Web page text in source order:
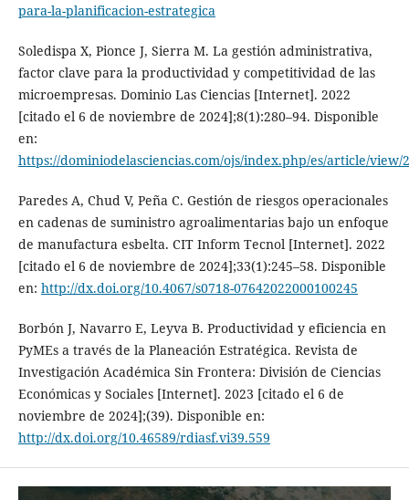
para-la-planificacion-estrategica
Soledispa X, Pionce J, Sierra M. La gestión administrativa,
factor clave para la productividad y competitividad de las
microempresas. Dominio Las Ciencias [Internet]. 2022
[citado el 6 de noviembre de 2024];8(1):280–94. Disponible
en:
https://dominiodelasciencias.com/ojs/index.php/es/article/view/
Paredes A, Chud V, Peña C. Gestión de riesgos operacionales
en cadenas de suministro agroalimentarias bajo un enfoque
de manufactura esbelta. CIT Inform Tecnol [Internet]. 2022
[citado el 6 de noviembre de 2024];33(1):245–58. Disponible
en: http://dx.doi.org/10.4067/s0718-07642022000100245
Borbón J, Navarro E, Leyva B. Productividad y eficiencia en
PyMEs a través de la Planeación Estratégica. Revista de
Investigación Académica Sin Frontera: División de Ciencias
Económicas y Sociales [Internet]. 2023 [citado el 6 de
noviembre de 2024];(39). Disponible en:
http://dx.doi.org/10.46589/rdiasf.vi39.559